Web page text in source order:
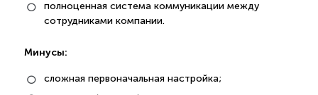
полноценная система коммуникации между
сотрудниками компании.
Минусы:
сложная первоначальная настройка;